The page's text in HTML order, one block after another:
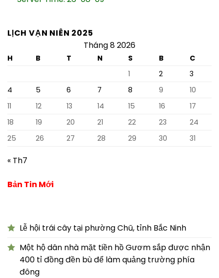
LỊCH VẠN NIÊN 2025
Tháng 8 2026
H B T N S B
C
1
2
3
4
5 6 7 8 9
10
11
12 13 14 15 16
17
18
19 20 21 22 23
24
25
26 27 28 29 30 31
« Th7
Bản Tin Mới
Lễ hội trái cây tại phường Chũ, tỉnh Bắc Ninh
Một hộ dân nhà mặt tiền hồ Gươm sắp được nhận
400 tỉ đồng đền bù để làm quảng trường phía
đông